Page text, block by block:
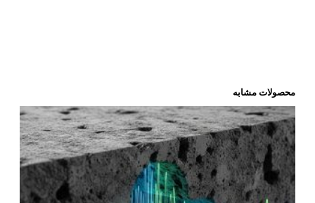
محصولات مشابه